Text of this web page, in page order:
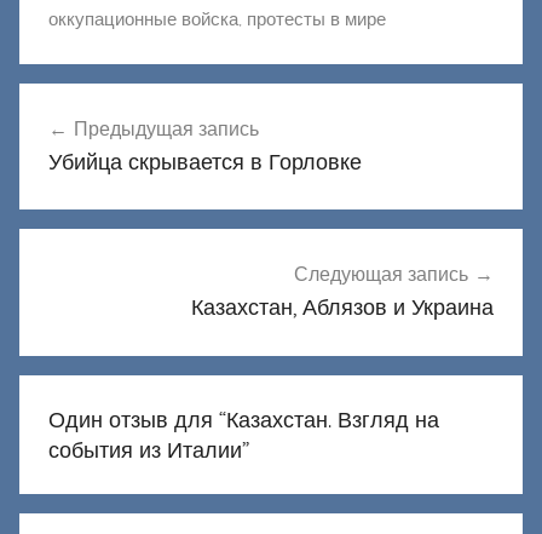
оккупационные войска, протесты в мире
по
Предыдущая запись
Убийца скрывается в Горловке
Следующая запись
Казахстан, Аблязов и Украина
Один отзыв для “Казахстан. Взгляд на
события из Италии”